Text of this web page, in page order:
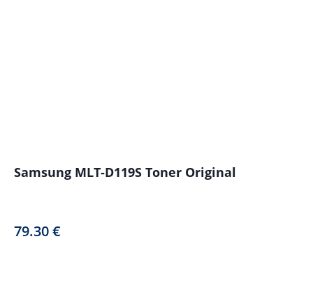
Samsung MLT-D119S Toner Original
79.30€